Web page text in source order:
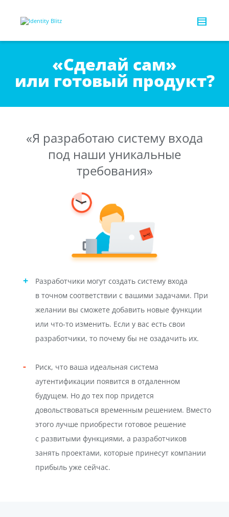
«Сделай сам»
или готовый продукт?
«Я разработаю систему входа
под наши уникальные
требования»
Разработчики могут создать систему входа
в точном соответствии с вашими задачами. При
желании вы сможете добавить новые функции
или что-то изменить. Если у вас есть свои
разработчики, то почему бы не озадачить их.
Риск, что ваша идеальная система
аутентификации появится в отдаленном
будущем. Но до тех пор придется
довольствоваться временным решением. Вместо
этого лучше приобрести готовое решение
с развитыми функциями, а разработчиков
занять проектами, которые принесут компании
прибыль уже сейчас.